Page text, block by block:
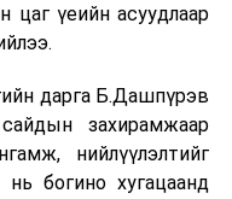
цаг үеийн асуудлаар
дарга Б.Дашпүрэв
захирамжаар
нийлүүлэлтийг
богино хугацаанд